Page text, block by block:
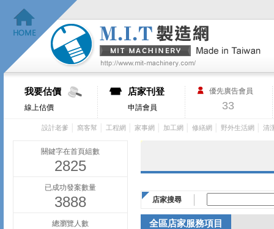
我要估價
線上估價
店家刊登
申請會員
優先廣告會員
33
設計老爹 窩客幫 工程網 家事網 加工網 修繕網 野外生活網 清
關鍵字在首頁組數
2825
已成功發案數量
3888
總瀏覽人數
店家搜尋
全區店家服務項目